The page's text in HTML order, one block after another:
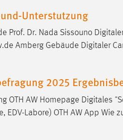
Unterstutzung
Prof. Dr. Nada Sissouno
Amberg Gebäude Digitaler
2025
OTH AW Homepage Digitales
EDV-Labore) OTH AW App Wie
Cookies gesetzt.